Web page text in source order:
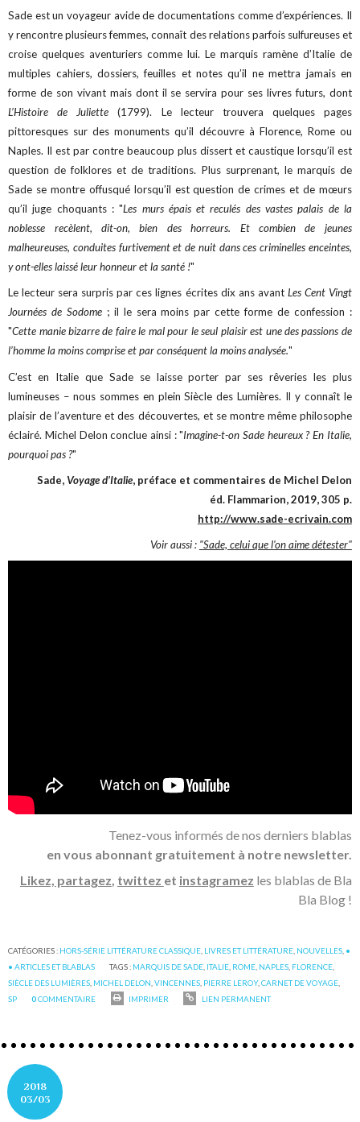
Sade est un voyageur avide de documentations comme d’expériences. Il
y rencontre plusieurs femmes, connaît des relations parfois sulfureuses et
croise quelques aventuriers comme lui. Le marquis ramène d’Italie de
multiples cahiers, dossiers, feuilles et notes qu’il ne mettra jamais en
forme de son vivant mais dont il se servira pour ses livres futurs, dont
L’Histoire de Juliette (1799). Le lecteur trouvera quelques pages
pittoresques sur des monuments qu’il découvre à Florence, Rome ou
Naples. Il est par contre beaucoup plus dissert et caustique lorsqu’il est
question de folklores et de traditions. Plus surprenant, le marquis de
Sade se montre offusqué lorsqu’il est question de crimes et de mœurs
qu’il juge choquants : "Les murs épais et reculés des vastes palais de la
noblesse recèlent, dit-on, bien des horreurs. Et combien de jeunes
malheureuses, conduites furtivement et de nuit dans ces criminelles enceintes,
y ont-elles laissé leur honneur et la santé !"
Le lecteur sera surpris par ces lignes écrites dix ans avant Les Cent Vingt
Journées de Sodome; il le sera moins par cette forme de confession :
"Cette manie bizarre de faire le mal pour le seul plaisir est une des passions de
l’homme la moins comprise et par conséquent la moins analysée."
C’est en Italie que Sade se laisse porter par ses rêveries les plus
lumineuses – nous sommes en plein Siècle des Lumières. Il y connaît le
plaisir de l’aventure et des découvertes, et se montre même philosophe
éclairé. Michel Delon conclue ainsi : "Imagine-t-on Sade heureux ? En Italie,
pourquoi pas ?"
Sade, Voyage d’Italie, préface et commentaires de Michel Delon
éd. Flammarion, 2019, 305 p.
http://www.sade-ecrivain.com
Voir aussi : "Sade, celui que l'on aime détester"
Tenez-vous informés de nos derniers blablas
en vous abonnant gratuitement à notre newsletter.
Likez, partagez, twittez et instagramez les blablas de Bla
Bla Blog !
CATÉGORIES : HORS-SÉRIE LITTÉRATURE CLASSIQUE LIVRES ET LITTÉRATURE NOUVELLES •
• ARTICLES ET BLABLAS
TAGS : MARQUIS DE SADE ITALIE ROME NAPLES FLORENCE
SIÈCLE DES LUMIÈRES MICHEL DELON ,VINCENNES PIERRE LEROY,CARNET DE VOYAGE
SP
0COMMENTAIRE IMPRIMER LIEN PERMANENT
2018
03/03